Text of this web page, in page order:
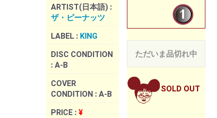
ARTIST(日本語) :
ザ・ピーナッツ
LABEL : KING
DISC CONDITION
: A-B
COVER
CONDITION : A-B
PRICE : ¥
ただいま品切れ中
SOLD OUT